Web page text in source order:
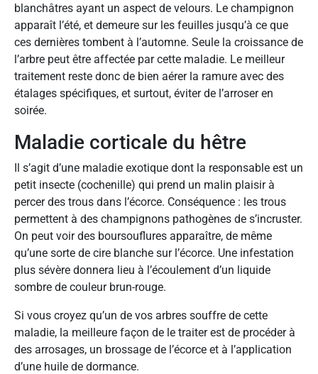
blanchâtres ayant un aspect de velours. Le champignon
apparaît l’été, et demeure sur les feuilles jusqu’à ce que
ces dernières tombent à l’automne. Seule la croissance de
l’arbre peut être affectée par cette maladie. Le meilleur
traitement reste donc de bien aérer la ramure avec des
étalages spécifiques, et surtout, éviter de l’arroser en
soirée.
Maladie corticale du hêtre
Il s’agit d’une maladie exotique dont la responsable est un
petit insecte (cochenille) qui prend un malin plaisir à
percer des trous dans l’écorce. Conséquence : les trous
permettent à des champignons pathogènes de s’incruster.
On peut voir des boursouflures apparaître, de même
qu’une sorte de cire blanche sur l’écorce. Une infestation
plus sévère donnera lieu à l’écoulement d’un liquide
sombre de couleur brun-rouge.
Si vous croyez qu’un de vos arbres souffre de cette
maladie, la meilleure façon de le traiter est de procéder à
des arrosages, un brossage de l’écorce et à l’application
d’une huile de dormance.